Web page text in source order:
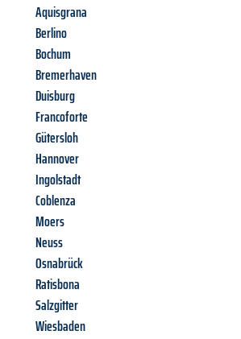
Aquisgrana
Berlino
Bochum
Bremerhaven
Duisburg
Francoforte
Gütersloh
Hannover
Ingolstadt
Coblenza
Moers
Neuss
Osnabrück
Ratisbona
Salzgitter
Wiesbaden